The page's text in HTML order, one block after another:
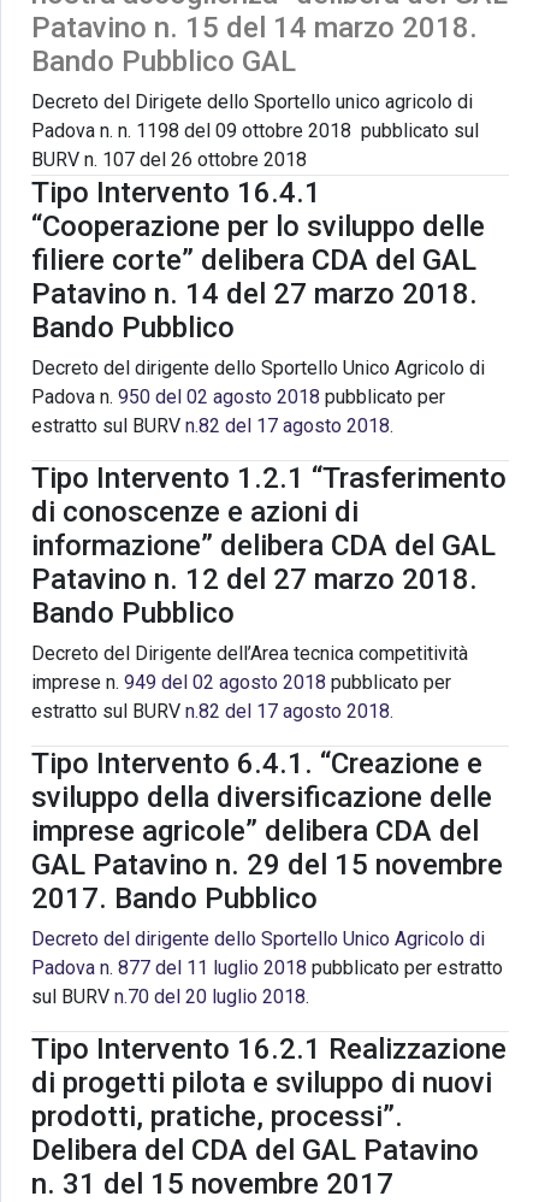
Patavino n. 15 del 14 marzo 2018.
Bando Pubblico GAL
Decreto del Dirigete dello Sportello unico agricolo di
Padova n. n. 1198 del 09 ottobre 2018 pubblicato sul
BURV n. 107 del 26 ottobre 2018
Tipo Intervento 16.4.1
“Cooperazione per lo sviluppo delle
filiere corte” delibera CDA del GAL
Patavino n. 14 del 27 marzo 2018.
Bando Pubblico
Decreto del dirigente dello Sportello Unico Agricolo di
Padova n. 950 del 02 agosto 2018 pubblicato per
estratto sul BURV n.82 del 17 agosto 2018.
Tipo Intervento 1.2.1 “Trasferimento
di conoscenze e azioni di
informazione” delibera CDA del GAL
Patavino n. 12 del 27 marzo 2018.
Bando Pubblico
Decreto del Dirigente dell’Area tecnica competitività
imprese n. 949 del 02 agosto 2018 pubblicato per
estratto sul BURV n.82 del 17 agosto 2018.
Tipo Intervento 6.4.1. “Creazione e
sviluppo della diversificazione delle
imprese agricole” delibera CDA del
GAL Patavino n. 29 del 15 novembre
2017. Bando Pubblico
Decreto del dirigente dello Sportello Unico Agricolo di
Padova n. 877 del 11 luglio 2018 pubblicato per estratto
sul BURV n.70 del 20 luglio 2018.
Tipo Intervento 16.2.1 Realizzazione
di progetti pilota e sviluppo di nuovi
prodotti, pratiche, processi”.
Delibera del CDA del GAL Patavino
n. 31 del 15 novembre 2017